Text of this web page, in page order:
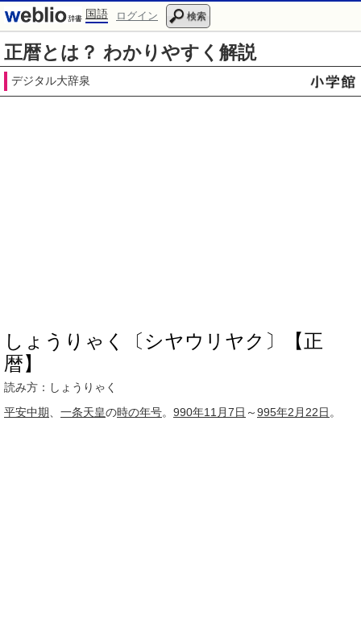
国語 ログイン 検索
正暦とは？ わかりやすく解説
デジタル大辞泉
しょうりゃく〔シヤウリヤク〕【正
暦】
読み方：しょうりゃく
平安中期
一条天皇の時の年号。 990年11月7日 ～995年2月22日 。